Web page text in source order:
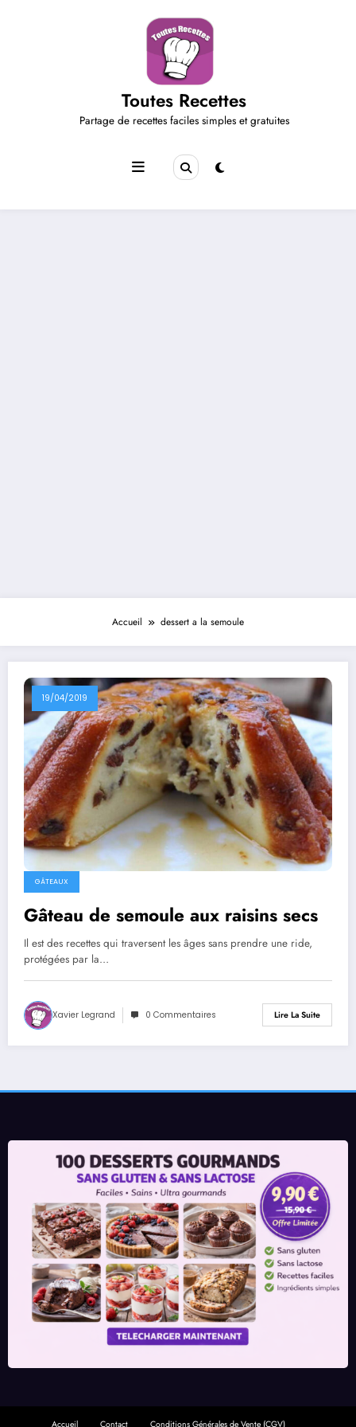
Toutes Recettes
Partage de recettes faciles simples et gratuites
Accueil dessert a la semoule
19/04/2019
GÂTEAUX
Gâteau de semoule aux raisins secs
Il est des recettes qui traversent les âges sans prendre une ride,
protégées par la…
Xavier Legrand 0 Commentaires Lire La Suite
Accueil Contact Conditions Générales de Vente (CGV)